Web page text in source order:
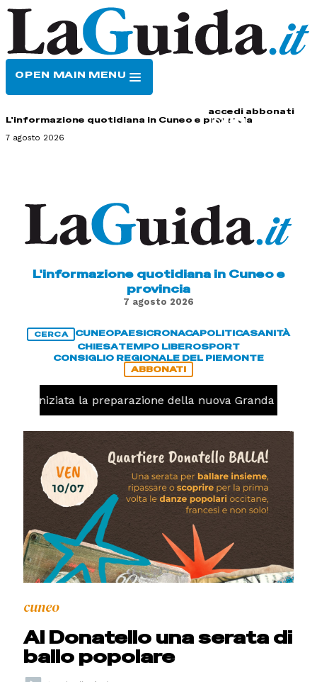
OPEN MAIN MENU
accedi abbonati
L'informazione quotidiana in Cuneo e provincia
7 agosto 2026
L'informazione quotidiana in Cuneo e
provincia
7 agosto 2026
CERCA CUNEOPAESICRONACAPOLITICASANITÀ
CHIESATEMPO LIBEROSPORT
CONSIGLIO REGIONALE DEL PIEMONTE
ABBONATI
iniziata la preparazione della nuova Granda Volley
cuneo
Al Donatello una serata di
ballo popolare